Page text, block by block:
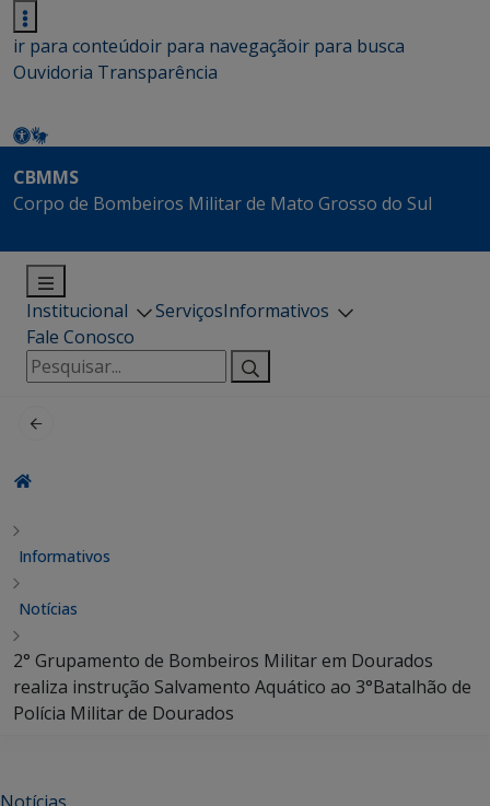
ir para conteúdoir para navegaçãoir para busca
Ouvidoria Transparência
CBMMS
Corpo de Bombeiros Militar de Mato Grosso do Sul
Institucional ServiçosInformativos
Fale Conosco
Pesquisar
por:
Informativos
Notícias
2° Grupamento de Bombeiros Militar em Dourados
realiza instrução Salvamento Aquático ao 3°Batalhão de
Polícia Militar de Dourados